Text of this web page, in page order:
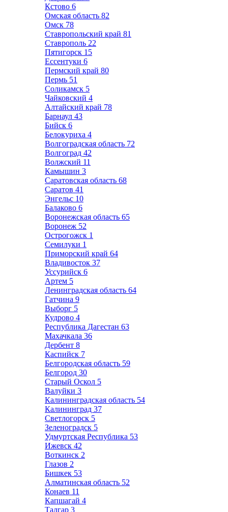
Кстово 6
Омская область 82
Омск 78
Ставропольский край 81
Ставрополь 22
Пятигорск 15
Ессентуки 6
Пермский край 80
Пермь 51
Соликамск 5
Чайковский 4
Алтайский край 78
Барнаул 43
Бийск 6
Белокуриха 4
Волгоградская область 72
Волгоград 42
Волжский 11
Камышин 3
Саратовская область 68
Саратов 41
Энгельс 10
Балаково 6
Воронежская область 65
Воронеж 52
Острогожск 1
Семилуки 1
Приморский край 64
Владивосток 37
Уссурийск 6
Артем 5
Ленинградская область 64
Гатчина 9
Выборг 5
Кудрово 4
Республика Дагестан 63
Махачкала 36
Дербент 8
Каспийск 7
Белгородская область 59
Белгород 30
Старый Оскол 5
Валуйки 3
Калининградская область 54
Калининград 37
Светлогорск 5
Зеленоградск 5
Удмуртская Республика 53
Ижевск 42
Воткинск 2
Глазов 2
Бишкек 53
Алматинская область 52
Конаев 11
Капшагай 4
Талгар 3